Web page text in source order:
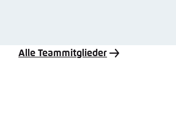
Alle Teammitglieder